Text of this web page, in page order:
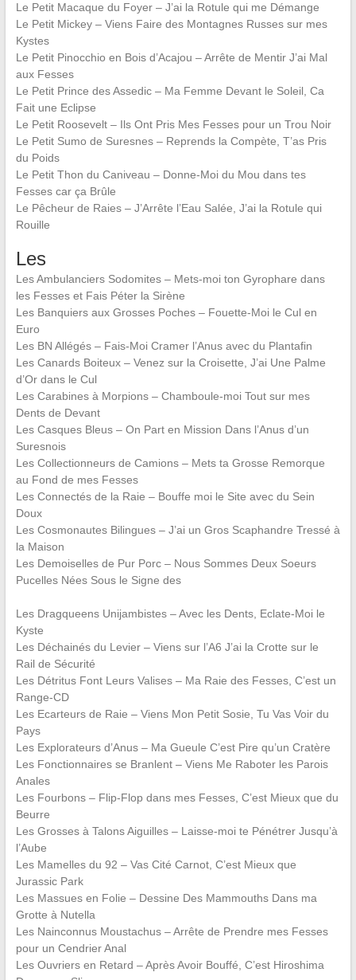
Le Petit Macaque du Foyer – J’ai la Rotule qui me Démange
Le Petit Mickey – Viens Faire des Montagnes Russes sur mes
Kystes
Le Petit Pinocchio en Bois d’Acajou – Arrête de Mentir J’ai Mal
aux Fesses
Le Petit Prince des Assedic – Ma Femme Devant le Soleil, Ca
Fait une Eclipse
Le Petit Roosevelt – Ils Ont Pris Mes Fesses pour un Trou Noir
Le Petit Sumo de Suresnes – Reprends la Compète, T’as Pris
du Poids
Le Petit Thon du Caniveau – Donne-Moi du Mou dans tes
Fesses car ça Brûle
Le Pêcheur de Raies – J’Arrête l’Eau Salée, J’ai la Rotule qui
Rouille
Les
Les Ambulanciers Sodomites – Mets-moi ton Gyrophare dans
les Fesses et Fais Péter la Sirène
Les Banquiers aux Grosses Poches – Fouette-Moi le Cul en
Euro
Les BN Allégés – Fais-Moi Cramer l’Anus avec du Plantafin
Les Canards Boiteux – Venez sur la Croisette, J’ai Une Palme
d’Or dans le Cul
Les Carabines à Morpions – Chamboule-moi Tout sur mes
Dents de Devant
Les Casques Bleus – On Part en Mission Dans l’Anus d’un
Suresnois
Les Collectionneurs de Camions – Mets ta Grosse Remorque
au Fond de mes Fesses
Les Connectés de la Raie – Bouffe moi le Site avec du Sein
Doux
Les Cosmonautes Bilingues – J’ai un Gros Scaphandre Tressé à
la Maison
Les Demoiselles de Pur Porc – Nous Sommes Deux Soeurs
Pucelles Nées Sous le Signe des
Les Dragqueens Unijambistes – Avec les Dents, Eclate-Moi le
Kyste
Les Déchainés du Levier – Viens sur l’A6 J’ai la Crotte sur le
Rail de Sécurité
Les Détritus Font Leurs Valises – Ma Raie des Fesses, C’est un
Range-CD
Les Ecarteurs de Raie – Viens Mon Petit Sosie, Tu Vas Voir du
Pays
Les Explorateurs d’Anus – Ma Gueule C’est Pire qu’un Cratère
Les Fonctionnaires se Branlent – Viens Me Raboter les Parois
Anales
Les Fourbons – Flip-Flop dans mes Fesses, C’est Mieux que du
Beurre
Les Grosses à Talons Aiguilles – Laisse-moi te Pénétrer Jusqu’à
l’Aube
Les Mamelles du 92 – Vas Cité Carnot, C’est Mieux que
Jurassic Park
Les Massues en Folie – Dessine Des Mammouths Dans ma
Grotte à Nutella
Les Nainconnus Moustachus – Arrête de Prendre mes Fesses
pour un Cendrier Anal
Les Ouvriers en Retard – Après Avoir Bouffé, C’est Hiroshima